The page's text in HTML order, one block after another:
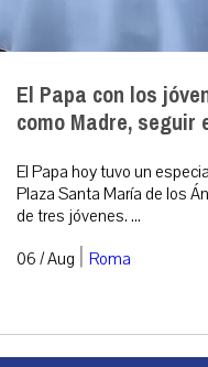
El Papa con los
como Madre,
El Papa hoy tuvo un
Plaza Santa María de los
de tres jóvenes. ...
06 / Aug | Roma